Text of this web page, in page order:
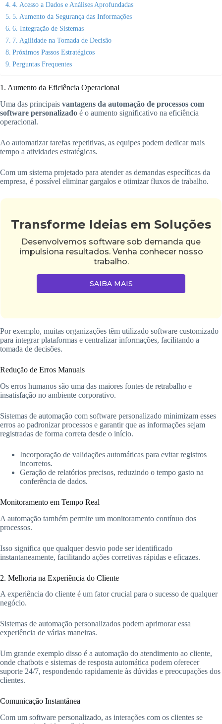
4. Acesso a Dados e Análises Aprofundadas
5. Aumento da Segurança das Informações
6. Integração de Sistemas
7. Agilidade na Tomada de Decisão
Próximos Passos Estratégicos
Perguntas Frequentes
1. Aumento da Eficiência Operacional
Uma das principais vantagens da automação de processos com
software personalizado é o aumento significativo na eficiência
operacional.
Ao automatizar tarefas repetitivas, as equipes podem dedicar mais
tempo a atividades estratégicas.
Com um sistema projetado para atender as demandas específicas da
empresa, é possível eliminar gargalos e otimizar fluxos de trabalho.
Transforme Ideias em Soluções
Desenvolvemos software sob demanda que
impulsiona resultados. Venha conhecer nosso
trabalho.
SAIBA MAIS
Por exemplo, muitas organizações têm utilizado software customizado
para integrar plataformas e centralizar informações, facilitando a
tomada de decisões.
Redução de Erros Manuais
Os erros humanos são uma das maiores fontes de retrabalho e
insatisfação no ambiente corporativo.
Sistemas de automação com software personalizado minimizam esses
erros ao padronizar processos e garantir que as informações sejam
registradas de forma correta desde o início.
Incorporação de validações automáticas para evitar registros
incorretos.
Geração de relatórios precisos, reduzindo o tempo gasto na
conferência de dados.
Monitoramento em Tempo Real
A automação também permite um monitoramento contínuo dos
processos.
Isso significa que qualquer desvio pode ser identificado
instantaneamente, facilitando ações corretivas rápidas e eficazes.
2. Melhoria na Experiência do Cliente
A experiência do cliente é um fator crucial para o sucesso de qualquer
negócio.
Sistemas de automação personalizados podem aprimorar essa
experiência de várias maneiras.
Um grande exemplo disso é a automação do atendimento ao cliente,
onde chatbots e sistemas de resposta automática podem oferecer
suporte 24/7, respondendo rapidamente às dúvidas e preocupações dos
clientes.
Comunicação Instantânea
Com um software personalizado, as interações com os clientes se